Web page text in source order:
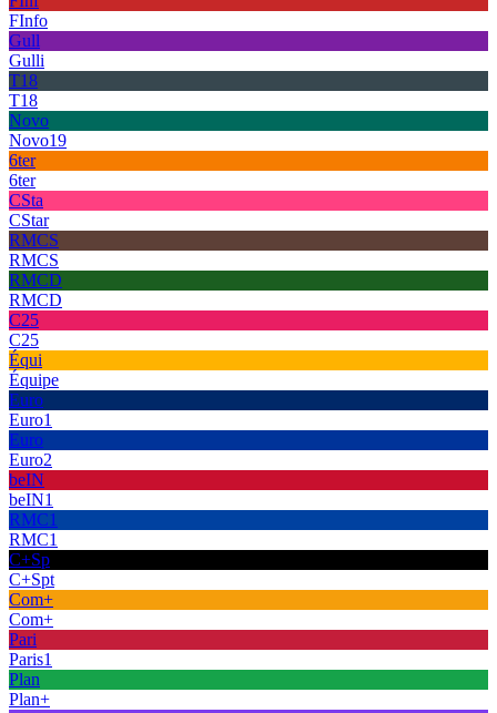
FInfo
Gull
Gulli
T18
T18
Novo
Novo19
6ter
6ter
CSta
CStar
RMCS
RMCS
RMCD
RMCD
C25
C25
Équi
Équipe
Euro
Euro1
Euro
Euro2
beIN
beIN1
RMC1
RMC1
C+Sp
C+Spt
Com+
Com+
Pari
Paris1
Plan
Plan+